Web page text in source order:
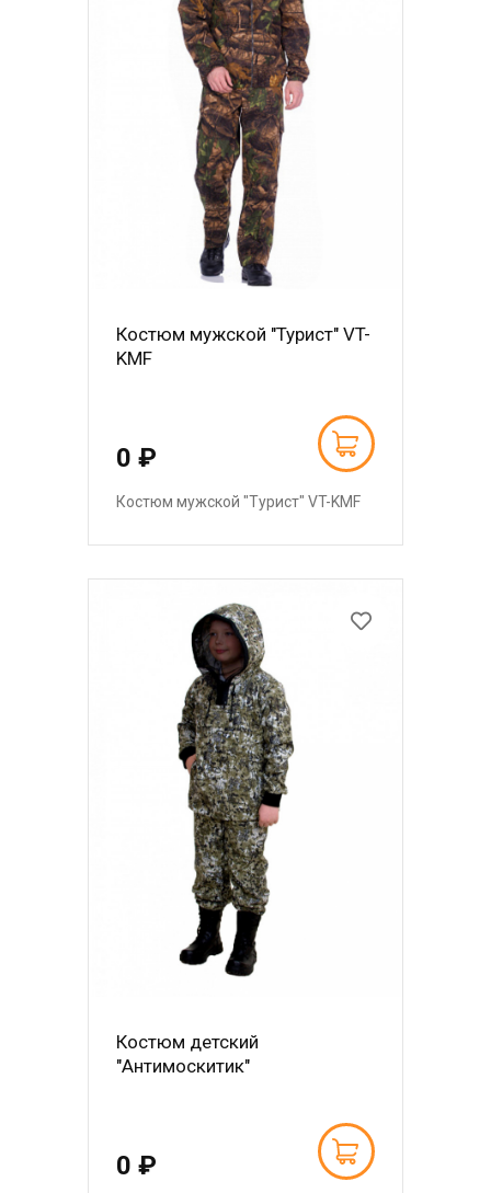
Костюм мужской "Турист" VT-
KMF
0 ₽
Костюм мужской "Турист" VT-KMF
Костюм детский
"Антимоскитик"
0 ₽